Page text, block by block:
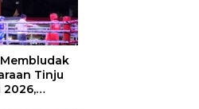
Tinju
2026,